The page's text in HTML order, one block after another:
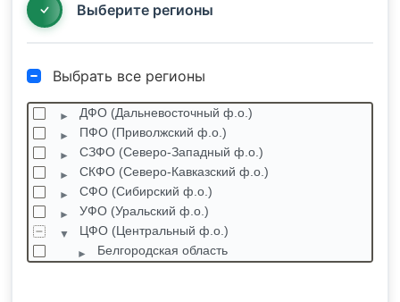
Выберите регионы
Выбрать все регионы
ДФО (Дальневосточный ф.о.)
ПФО (Приволжский ф.о.)
СЗФО (Северо-Западный ф.о.)
СКФО (Северо-Кавказский ф.о.)
СФО (Сибирский ф.о.)
УФО (Уральский ф.о.)
ЦФО (Центральный ф.о.)
Белгородская область